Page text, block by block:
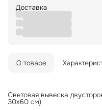
Доставка
О товаре
Световая вывеска
30х60 см)